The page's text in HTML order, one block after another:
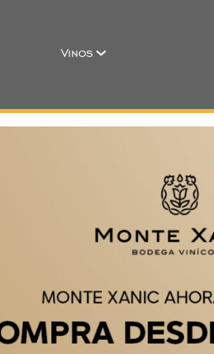
Vinos